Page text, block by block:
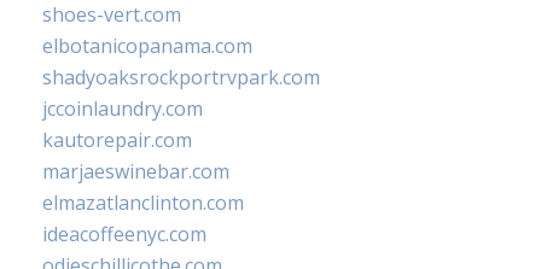
shoes-vert.com
elbotanicopanama.com
shadyoaksrockportrvpark.com
jccoinlaundry.com
kautorepair.com
marjaeswinebar.com
elmazatlanclinton.com
ideacoffeenyc.com